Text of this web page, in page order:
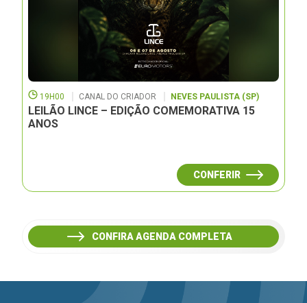
19H00 CANAL DO CRIADOR NEVES PAULISTA (SP)
LEILÃO LINCE – EDIÇÃO COMEMORATIVA 15
ANOS
CONFERIR
CONFIRA AGENDA COMPLETA